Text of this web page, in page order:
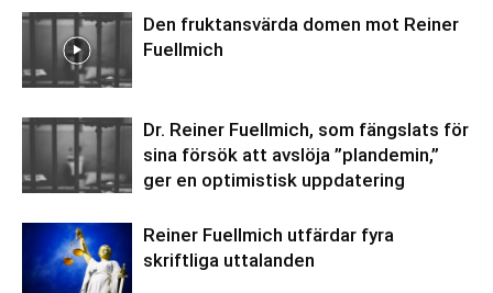
Den fruktansvärda domen mot Reiner
Fuellmich
Dr. Reiner Fuellmich, som fängslats för
sina försök att avslöja ”plandemin,”
ger en optimistisk uppdatering
Reiner Fuellmich utfärdar fyra
skriftliga uttalanden